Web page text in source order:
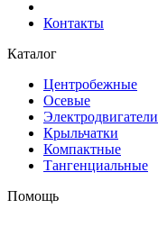
Контакты
Каталог
Центробежные
Осевые
Электродвигатели
Крыльчатки
Компактные
Тангенциальные
Помощь